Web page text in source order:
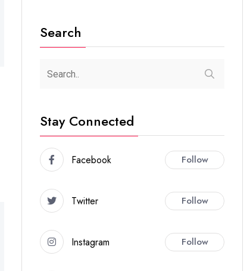
Search
Stay Connected
Facebook Follow
Twitter Follow
Instagram Follow